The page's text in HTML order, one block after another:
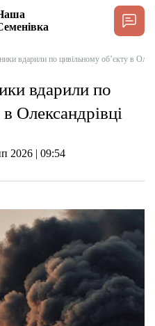
вдарили по цивільному об’єкту в
вдарили по
Олександрівці
2026 | 09:54